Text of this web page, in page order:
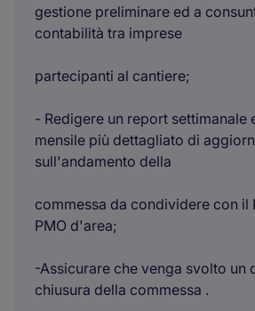
gestione preliminare ed a
contabilità tra imprese
partecipanti al cantiere;
- Redigere un report settimanale
mensile più dettagliato di
sull'andamento della
commessa da condividere con il
PMO d'area;
-Assicurare che venga svolto un
chiusura della commessa .